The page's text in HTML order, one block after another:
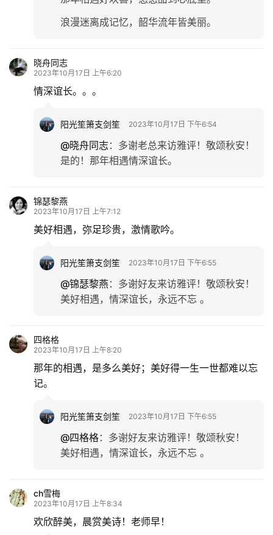
感
乐
登录 注册
浪漫迷离成记忆，韶华流年皆美丽。
晓舟同志
2023年10月17日 上午6:20
情深谊长。。。
阳光笙箫支剑笙 2023年10月17日 下午6:54
@晓舟同志： 多谢老总来访雅评！敬颂秋安！
是的！那年相遇情深谊长。
锦瑟黎燕
2023年10月17日 上午7:12
美好相遇，弥足珍贵，激情歌吟。
阳光笙箫支剑笙 2023年10月17日 下午6:55
@锦瑟黎燕： 多谢好友来访雅评！敬颂秋安！
美好相遇，情深谊长，永远不忘 。
四格格
2023年10月17日 上午8:20
那年的相遇，是多么美好；美好得一生一世都难以忘
记。
阳光笙箫支剑笙 2023年10月17日 下午6:55
@四格格： 多谢好友来访雅评！敬颂秋安！
美好相遇，情深谊长，永远不忘 。
ch雪梅
2023年10月17日 上午8:34
欢欣醉美，晨赏美诗！老师早！